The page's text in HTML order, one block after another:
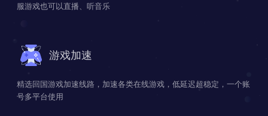
服游戏也可以直播、听音乐
游戏加速
精选回国游戏加速线路，加速各类在线游戏，低延迟超稳定，一个账
号多平台使用